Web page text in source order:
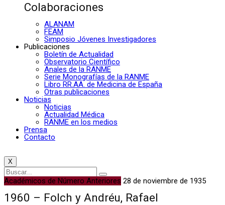
Colaboraciones
ALANAM
FEAM
Simposio Jóvenes Investigadores
Publicaciones
Boletín de Actualidad
Observatorio Científico
Anales de la RANME
Serie Monografías de la RANME
Libro RR.AA. de Medicina de España
Otras publicaciones
Noticias
Noticias
Actualidad Médica
RANME en los medios
Prensa
Contacto
X
Académicos de Número Anteriores 28 de noviembre de 1935
1960 – Folch y Andréu, Rafael